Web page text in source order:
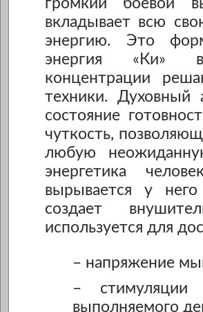
громкий боевой
вкладывает всю
энергию. Это
энергия «Ки»
концентрации
техники. Духовный
состояние
чуткость,
любую
энергетика
вырывается у
создает
используется для
– напряжение
– стимуляции
выполняемого